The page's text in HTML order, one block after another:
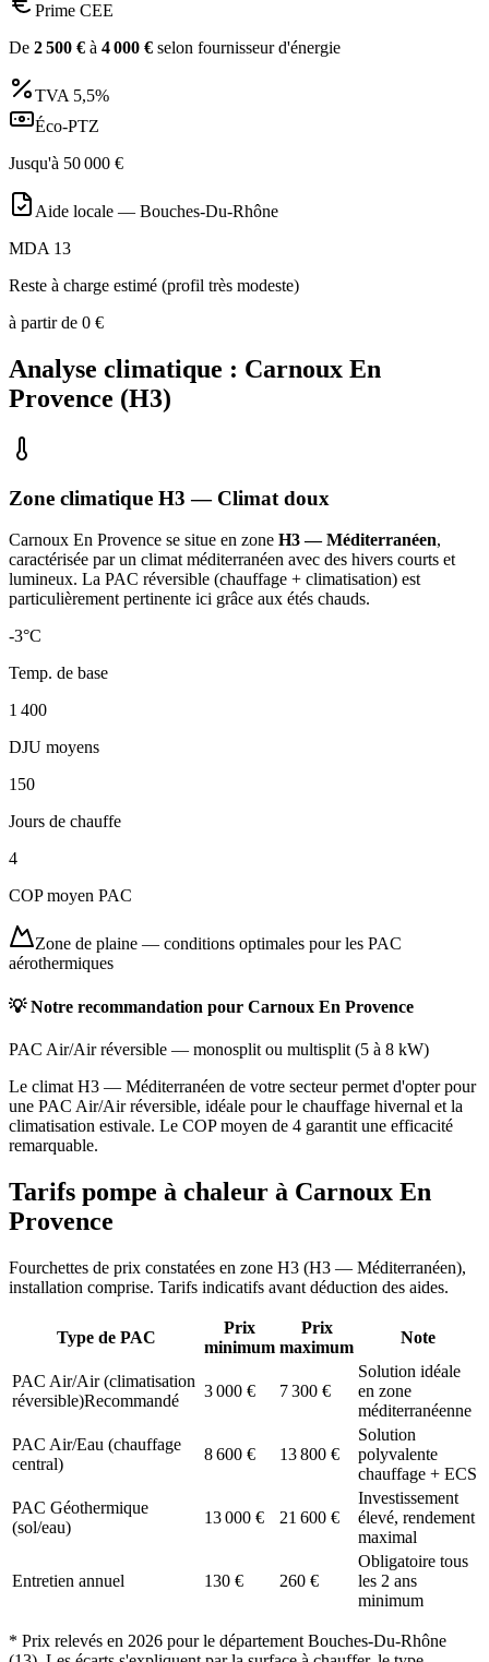
Prime CEE
De 2 500 € à 4 000 € selon fournisseur d'énergie
TVA 5,5%
Éco-PTZ
Jusqu'à 50 000 €
Aide locale — Bouches-Du-Rhône
MDA 13
Reste à charge estimé (profil très modeste)
à partir de 0 €
Analyse climatique : Carnoux En
Provence (H3)
Zone climatique H3 — Climat doux
Carnoux En Provence se situe en zone H3 — Méditerranéen,
caractérisée par un climat méditerranéen avec des hivers courts et
lumineux. La PAC réversible (chauffage + climatisation) est
particulièrement pertinente ici grâce aux étés chauds.
-3°C
Temp. de base
1 400
DJU moyens
150
Jours de chauffe
4
COP moyen PAC
Zone de plaine — conditions optimales pour les PAC
aérothermiques
💡 Notre recommandation pour Carnoux En Provence
PAC Air/Air réversible — monosplit ou multisplit (5 à 8 kW)
Le climat H3 — Méditerranéen de votre secteur permet d'opter pour
une PAC Air/Air réversible, idéale pour le chauffage hivernal et la
climatisation estivale. Le COP moyen de 4 garantit une efficacité
remarquable.
Tarifs pompe à chaleur à Carnoux En
Provence
Fourchettes de prix constatées en zone H3 (H3 — Méditerranéen),
installation comprise. Tarifs indicatifs avant déduction des aides.
Type de PAC
Prix
minimum
Prix
maximum
Note
PAC Air/Air (climatisation
réversible)Recommandé
3 000 € 7 300 €
Solution idéale
en zone
méditerranéenne
PAC Air/Eau (chauffage
central)
8 600 € 13 800 €
Solution
polyvalente
chauffage + ECS
PAC Géothermique
(sol/eau)
13 000 € 21 600 €
Investissement
élevé, rendement
maximal
Entretien annuel 130 € 260 €
Obligatoire tous
les 2 ans
minimum
* Prix relevés en 2026 pour le département Bouches-Du-Rhône